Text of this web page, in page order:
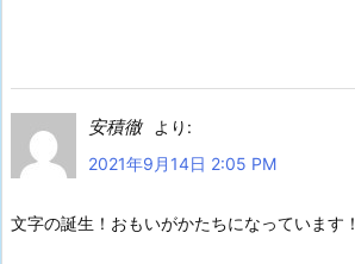
安積徹
より:
2021年9月14日 2:05 PM
文字の誕生！おもいがかたちになっています！